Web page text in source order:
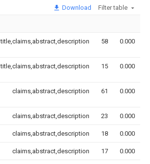
Download Filter table
title,claims,abstract,description 58 0.000
title,claims,abstract,description 15 0.000
claims,abstract,description 61 0.000
claims,abstract,description 23 0.000
claims,abstract,description 18 0.000
claims,abstract,description 17 0.000